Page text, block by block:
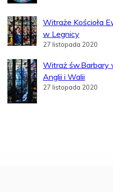
Witraże Kościoła
w Legnicy
27 listopada 2020
Witraż św.Barbary
Anglii i Walii
27 listopada 2020